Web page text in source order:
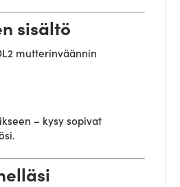
sisältö
mutterinväännin
– kysy sopivat